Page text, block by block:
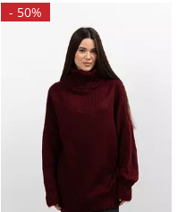
- 50%